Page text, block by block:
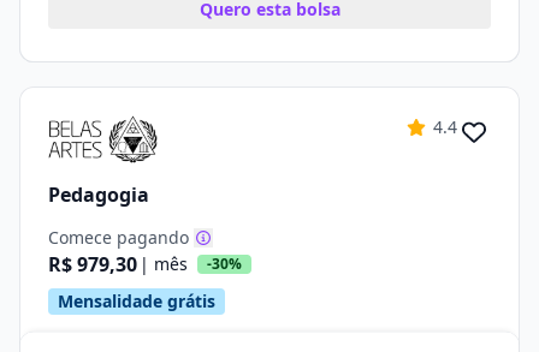
Quero esta bolsa
4.4
Pedagogia
Comece pagando
R$ 979,30 | mês -30%
Mensalidade grátis